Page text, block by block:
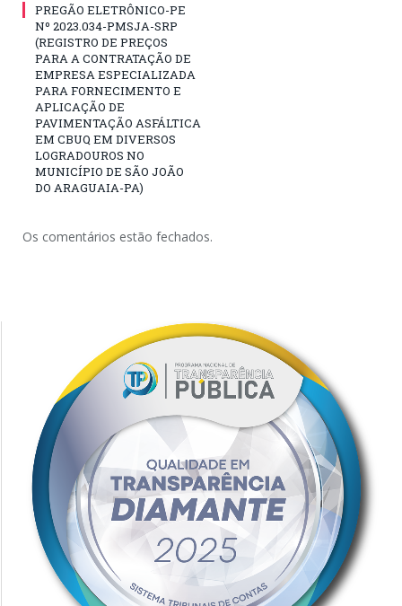
PREGÃO ELETRÔNICO-PE
Nº 2023.034-PMSJA-SRP
(REGISTRO DE PREÇOS
PARA A CONTRATAÇÃO DE
EMPRESA ESPECIALIZADA
PARA FORNECIMENTO E
APLICAÇÃO DE
PAVIMENTAÇÃO ASFÁLTICA
EM CBUQ EM DIVERSOS
LOGRADOUROS NO
MUNICÍPIO DE SÃO JOÃO
DO ARAGUAIA-PA)
Os comentários estão fechados.